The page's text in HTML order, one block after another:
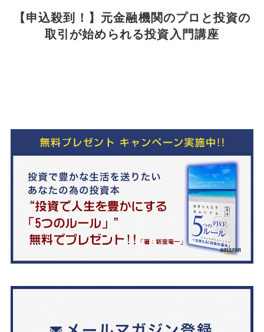
【申込殺到！】元金融機関のプロと投資の
取引が始められる投資入門講座